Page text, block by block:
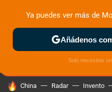
ZONA DE PRUEBAS
HOY SE HABLA DE
China Radar Invento
Ya puedes ver más de
Añádenos
Solo necesitas